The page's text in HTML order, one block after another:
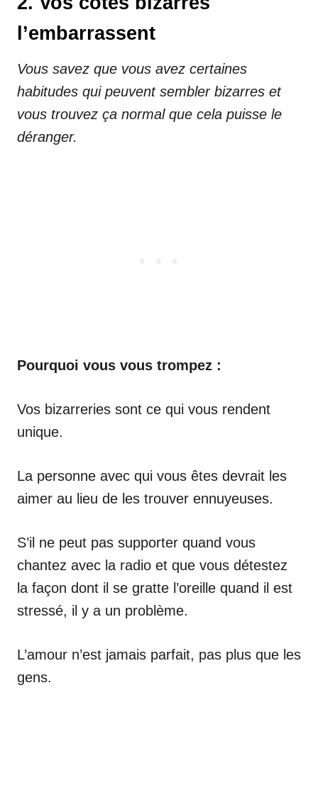
l’embarrassent
Vous savez que vous avez certaines
habitudes qui peuvent sembler bizarres et
vous trouvez ça normal que cela puisse le
déranger.
Pourquoi vous vous trompez :
Vos bizarreries sont ce qui vous rendent
unique.
La personne avec qui vous êtes devrait les
aimer au lieu de les trouver ennuyeuses.
S’il ne peut pas supporter quand vous
chantez avec la radio et que vous détestez
la façon dont il se gratte l’oreille quand il est
stressé, il y a un problème.
L’amour n’est jamais parfait, pas plus que les
gens.